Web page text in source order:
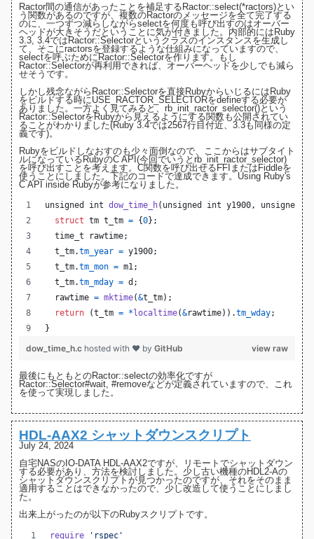
Ractor間の通信があったことを補足するRactor::select(*ractors)とい
う関数があるのですが、複数のRactorのメッセージを全て完了する
のに、一つずつ減らしながらselectを何度も呼び出すのはオーバー
ヘッドが大きそうだということに気が付きました。内部的にはRuby
3.3 3.4ではRactor::Selectorというクラスのインスタンスを生成し
て、そこにractorsを登録するような仕組みになっていますので、
selectを呼ぶためにRactor::Selectorを作ります。もし
Ractor::Selectorが再利用できれば、オーバーヘッドを少しでも減ら
せそうです。
しかし残念ながらRactor::Selectorを直接RubyからいじるにはRuby
をビルドする時にUSE_RACTOR_SELECTORをdefineする必要が
ありました。一方よく見てみると、rb_init_ractor_selector()という
Ractor::SelectorをRubyから見えるようにする関数も公開されてい
ることがわかりました(Ruby 3.4では2567行目付近 、3.3も同様の定
義です)。
Rubyをビルドしなおすのも少々面倒なので、ここからはサブタイト
ルになっているRubyのC API(今回でいうとrb_init_ractor_selector)
を呼び出すことを考えます。C関数を呼び出せるFFIまたはFiddleを
使うことにしました。下記のコードで達成できます。 Using Ruby's
C API inside Rubyが参考になりました。
unsigned int dow_time_h( unsigned int y1900, unsigned
struct tm t_tm = {0};
time_t
rawtime;
t_tm.tm_year = y1900;
t_tm.tm_mon = m1;
t_tm.tm_mday = d ;
rawtime = mktime(&t_tm);
return (t_tm = * localtime(&rawtime)).tm_wday;
}
view raw
dow_time_h.c hosted with ❤ by GitHub
最後にもともとのRactor::selectの効率化ですが
Ractor::Selector#wait, #removeなどが定義されていますので、これ
を使って実現しました。
HDL-AAX2 シャットダウンスクリプト
July 24, 2024
自宅NASの IO-DATA HDL-AAX2ですが、リモートでシャットダウン
する必要があり、方法を検討しました。少し古い機種のHDL2-Aの
シャットダウンスクリプト が見つかったのですが、それをそのまま
適用することはできなかったので、少し改造して使うことにしまし
た。
出来上がったのが以下のRubyスクリプトです。
require 'rspec'